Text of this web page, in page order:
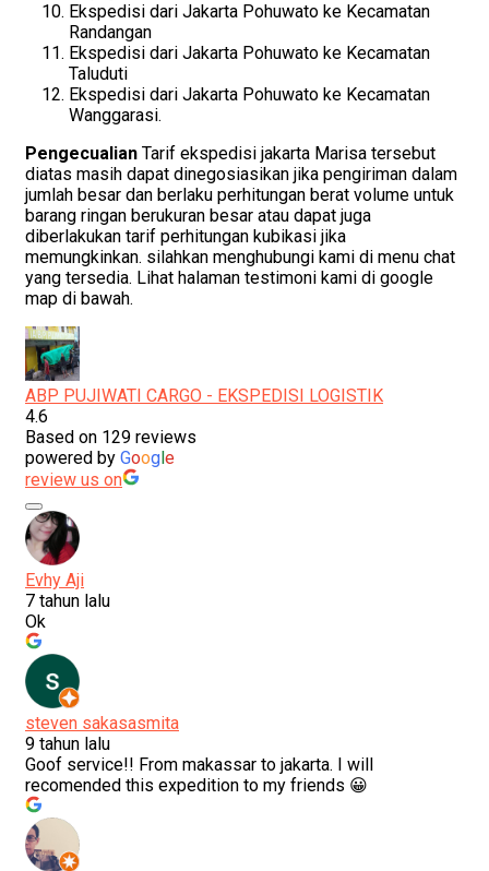
Ekspedisi dari Jakarta Pohuwato ke Kecamatan
Randangan
Ekspedisi dari Jakarta Pohuwato ke Kecamatan
Taluduti
Ekspedisi dari Jakarta Pohuwato ke Kecamatan
Wanggarasi.
Pengecualian Tarif ekspedisi jakarta Marisa tersebut
diatas masih dapat dinegosiasikan jika pengiriman dalam
jumlah besar dan berlaku perhitungan berat volume untuk
barang ringan berukuran besar atau dapat juga
diberlakukan tarif perhitungan kubikasi jika
memungkinkan. silahkan menghubungi kami di menu chat
yang tersedia. Lihat halaman testimoni kami di google
map di bawah.
ABP PUJIWATI CARGO - EKSPEDISI LOGISTIK
4.6
Based on 129 reviews
powered by Goog e
review us on
Evhy Aji
7 tahun lalu
Ok
steven sakasasmita
9 tahun lalu
Goof service!! From makassar to jakarta. I will
recomended this expedition to my friends 😀